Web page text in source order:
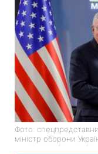
Фото:
міністр оборони